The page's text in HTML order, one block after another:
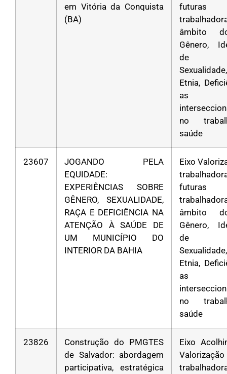
em Vitória da Conquista
(BA)
futuras
âmbito
Gênero,
de
Etnia,
as
no
saúde
23607
JOGANDO PELA
EQUIDADE:
EXPERIÊNCIAS SOBRE
GÊNERO, SEXUALIDADE,
RAÇA E DEFICIÊNCIA NA
ATENÇÃO À SAÚDE DE
UM MUNICÍPIO DO
INTERIOR DA BAHIA
Eixo
futuras
âmbito
Gênero,
de
Etnia,
as
no
saúde
23826
Construção do PMGTES
de Salvador: abordagem
participativa, estratégica
Eixo